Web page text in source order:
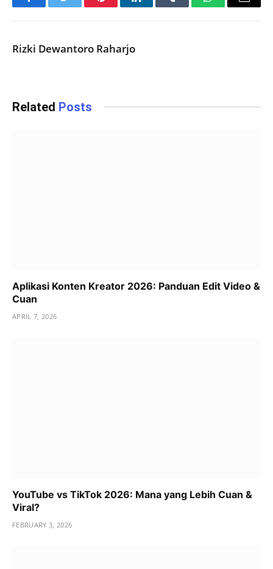
FacebookTwitter PinterestLinkedInTumblr WhatsAppEmail
Rizki Dewantoro Raharjo
Related Posts
Aplikasi Konten Kreator 2026: Panduan Edit Video &
Cuan
APRIL 7, 2026
YouTube vs TikTok 2026: Mana yang Lebih Cuan &
Viral?
FEBRUARY 3, 2026